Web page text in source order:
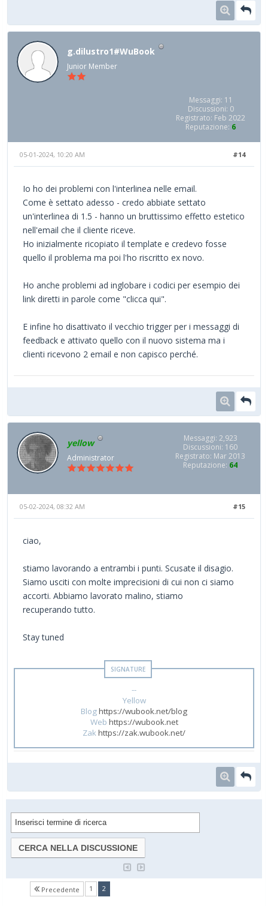
g.dilustro1#WuBook
Junior Member
Messaggi: 11
Discussioni: 0
Registrato: Feb 2022
Reputazione: 6
#14
05-01-2024, 10:20 AM
Io ho dei problemi con l'interlinea nelle email.
Come è settato adesso - credo abbiate settato
un'interlinea di 1.5 - hanno un bruttissimo effetto estetico
nell'email che il cliente riceve.
Ho inizialmente ricopiato il template e credevo fosse
quello il problema ma poi l'ho riscritto ex novo.
Ho anche problemi ad inglobare i codici per esempio dei
link diretti in parole come "clicca qui".
E infine ho disattivato il vecchio trigger per i messaggi di
feedback e attivato quello con il nuovo sistema ma i
clienti ricevono 2 email e non capisco perché.
yellow
Administrator
Messaggi: 2,923
Discussioni: 160
Registrato: Mar 2013
Reputazione: 64
#15
05-02-2024, 08:32 AM
ciao,
stiamo lavorando a entrambi i punti. Scusate il disagio.
Siamo usciti con molte imprecisioni di cui non ci siamo
accorti. Abbiamo lavorato malino, stiamo
recuperando tutto.
Stay tuned
--
Yellow
Bloghttps://wubook.net/blog
Web https://wubook.net
Zakhttps://zak.wubook.net/
Precedente 1 2(current)